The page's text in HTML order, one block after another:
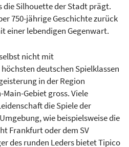
die Silhouette der Stadt prägt.
750-jährige Geschichte zurück
einer lebendigen Gegenwart.
nicht mit
deutschen Spielklassen
in der Region
Gebiet gross. Viele
die Spiele der
wie beispielsweise die
Frankfurt oder dem SV
des runden Leders bietet Tipico